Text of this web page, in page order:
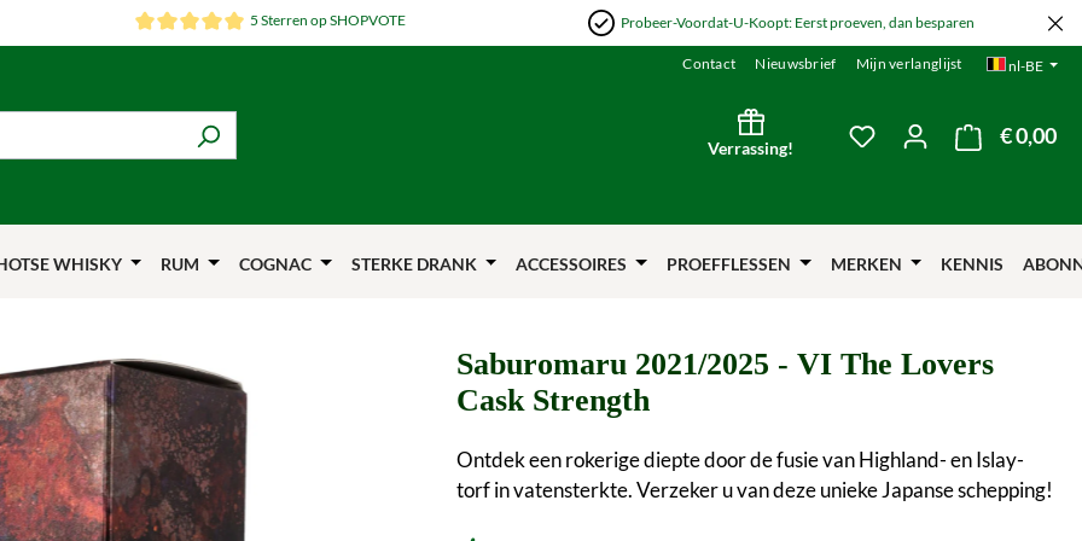
5 Sterren op SHOPVOTE Probeer-Voordat-U-Koopt: Eerst proeven, dan besparen
Contact Nieuwsbrief Mijn verlanglijst nl-BE
Verrassing!
Je hebt 0 items op je
€ 0,00
WHISKY RUM COGNAC STERKE DRANK ACCESSOIRES PROEFFLESSEN MERKEN KENNIS
Saburomaru 2021/2025 - VI The Lovers
Cask Strength
Ontdek een rokerige diepte door de fusie van Highland- en Islay-
torf in vatensterkte. Verzeker u van deze unieke Japanse schepping!